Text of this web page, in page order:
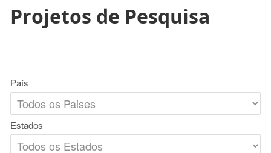
Projetos de Pesquisa
País
Estados